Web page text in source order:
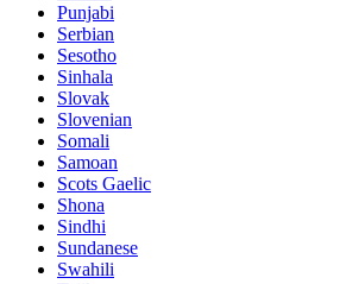
Punjabi
Serbian
Sesotho
Sinhala
Slovak
Slovenian
Somali
Samoan
Scots Gaelic
Shona
Sindhi
Sundanese
Swahili